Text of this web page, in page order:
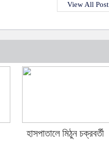
View All Post
হাসপাতালে মিঠুন চক্রবর্তী